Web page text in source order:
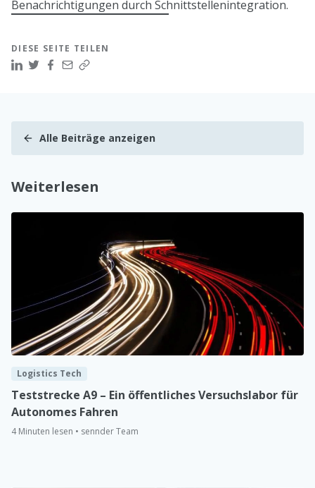
Benachrichtigungen durch Schnittstellenintegration.
DIESE SEITE TEILEN
Alle Beiträge anzeigen
Weiterlesen
Logistics Tech
Teststrecke A9 – Ein öffentliches Versuchslabor für
Autonomes Fahren
4 Minuten lesen • sennder Team